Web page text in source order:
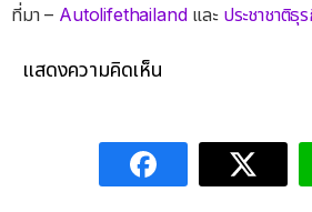
ที่มา – Autolifethailandและ ประชาชาติธุ
แสดงความคิดเห็น